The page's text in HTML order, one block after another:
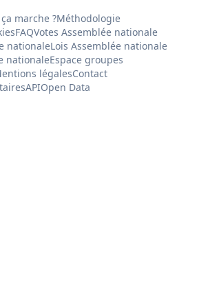
marche ?Méthodologie
FAQVotes Assemblée nationale
nationaleLois Assemblée nationale
nationaleEspace groupes
légalesContact
APIOpen Data